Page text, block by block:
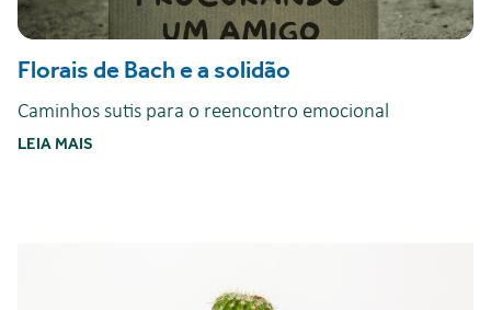
Florais de Bach e a solidão
Caminhos sutis para o reencontro emocional
LEIA MAIS